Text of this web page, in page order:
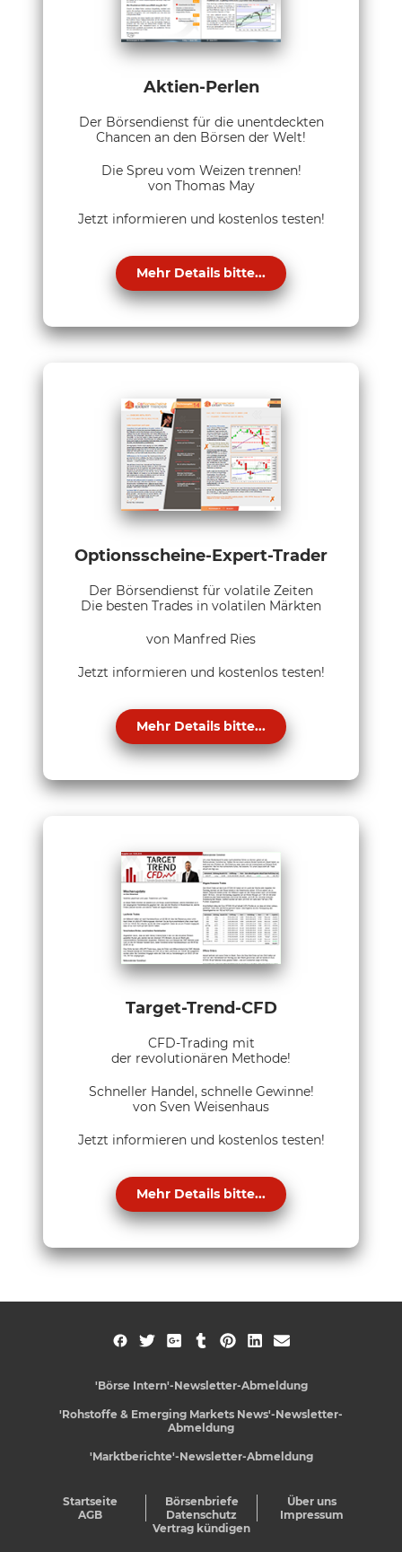
Aktien-Perlen
Der Börsendienst für die unentdeckten
Chancen an den Börsen der Welt!
Die Spreu vom Weizen trennen!
von Thomas May
Jetzt informieren und kostenlos testen!
Mehr Details bitte...
Optionsscheine-Expert-Trader
Der Börsendienst für volatile Zeiten
Die besten Trades in volatilen Märkten
von Manfred Ries
Jetzt informieren und kostenlos testen!
Mehr Details bitte...
Target-Trend-CFD
CFD-Trading mit
der revolutionären Methode!
Schneller Handel, schnelle Gewinne!
von Sven Weisenhaus
Jetzt informieren und kostenlos testen!
Mehr Details bitte...
'Börse Intern'-Newsletter-Abmeldung
'Rohstoffe & Emerging Markets News'-Newsletter-
Abmeldung
'Marktberichte'-Newsletter-Abmeldung
Startseite Börsenbriefe
Über uns
AGB
Datenschutz
Impressum
Vertrag kündigen